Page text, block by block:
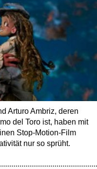
Arturo Ambriz, deren
del Toro ist, haben mit
Stop-Motion-Film
nur so sprüht.